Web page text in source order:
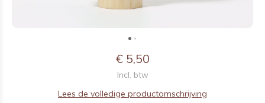
€ 5,50
Incl. btw
Lees de volledige productomschrijving